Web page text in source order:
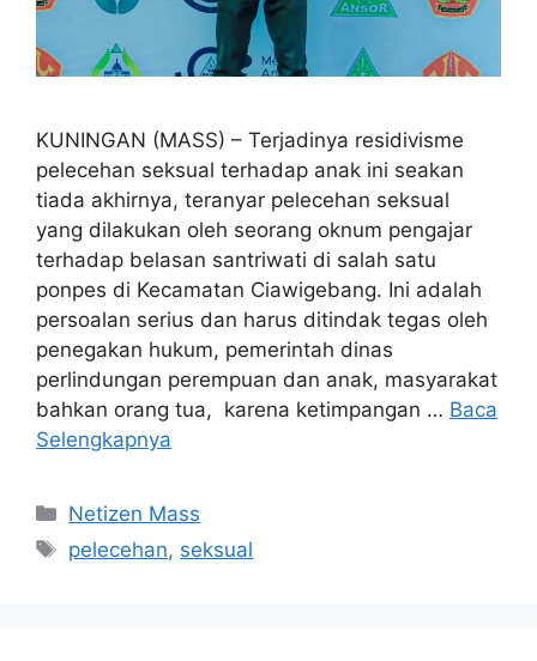
KUNINGAN (MASS) – Terjadinya residivisme
pelecehan seksual terhadap anak ini seakan
tiada akhirnya, teranyar pelecehan seksual
yang dilakukan oleh seorang oknum pengajar
terhadap belasan santriwati di salah satu
ponpes di Kecamatan Ciawigebang. Ini adalah
persoalan serius dan harus ditindak tegas oleh
penegakan hukum, pemerintah dinas
perlindungan perempuan dan anak, masyarakat
bahkan orang tua, karena ketimpangan … Baca
Selengkapnya
Kategori
Netizen Mass
Tag
pelecehan, seksual